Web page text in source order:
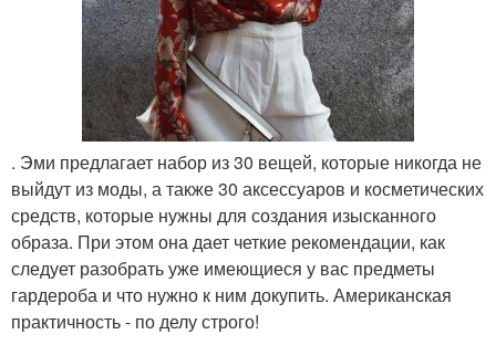
. Эми предлагает набор из 30 вещей, которые никогда не
выйдут из моды, а также 30 аксессуаров и косметических
средств, которые нужны для создания изысканного
образа. При этом она дает четкие рекомендации, как
следует разобрать уже имеющиеся у вас предметы
гардероба и что нужно к ним докупить. Американская
практичность - по делу строго!